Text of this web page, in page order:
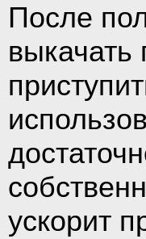
После
ускорит